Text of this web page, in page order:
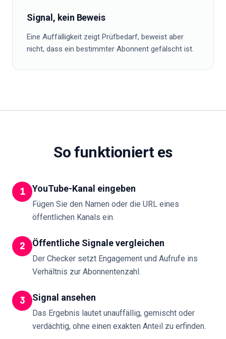
Signal, kein Beweis
Eine Auffälligkeit zeigt Prüfbedarf, beweist aber
nicht, dass ein bestimmter Abonnent gefälscht ist.
So funktioniert es
1 YouTube-Kanal eingeben
Fügen Sie den Namen oder die URL eines
öffentlichen Kanals ein.
2 Öffentliche Signale vergleichen
Der Checker setzt Engagement und Aufrufe ins
Verhältnis zur Abonnentenzahl.
3 Signal ansehen
Das Ergebnis lautet unauffällig, gemischt oder
verdächtig, ohne einen exakten Anteil zu erfinden.